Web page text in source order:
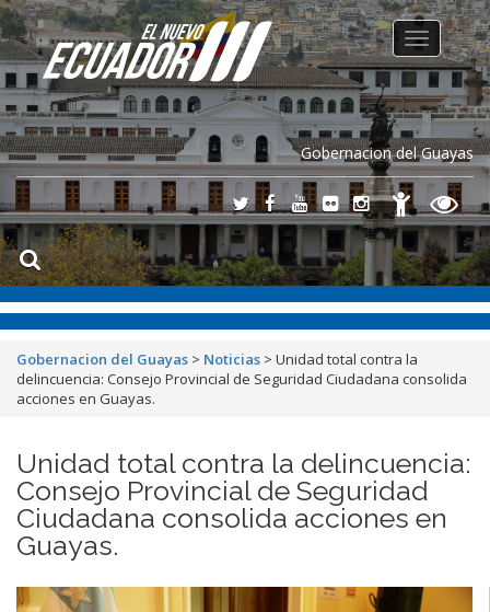
Gobernacion del Guayas
Toggle
navigation
Gobernacion del Guayas > Noticias > Unidad total contra la
delincuencia: Consejo Provincial de Seguridad Ciudadana consolida
acciones en Guayas.
Unidad total contra la delincuencia:
Consejo Provincial de Seguridad
Ciudadana consolida acciones en
Guayas.